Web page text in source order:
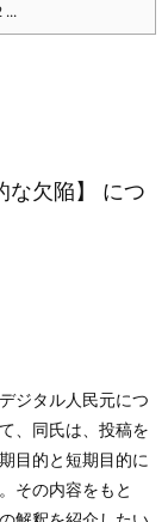
...
な欠陥】 につ
ジタル人民元につ
、同氏は、投稿を
目的と短期目的に
その内容をもと